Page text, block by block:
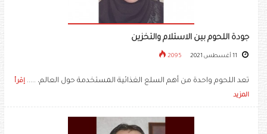
جودة اللحوم بين الاستلام والتخزين
2095
تعد اللحوم واحدة من أهم السلع الغذائية المستخدمة حول العالم، ..... إقرأ
المزيد